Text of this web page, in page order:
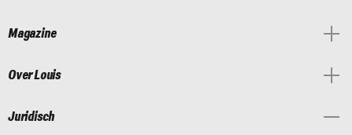
Magazine
Over Louis
Juridisch